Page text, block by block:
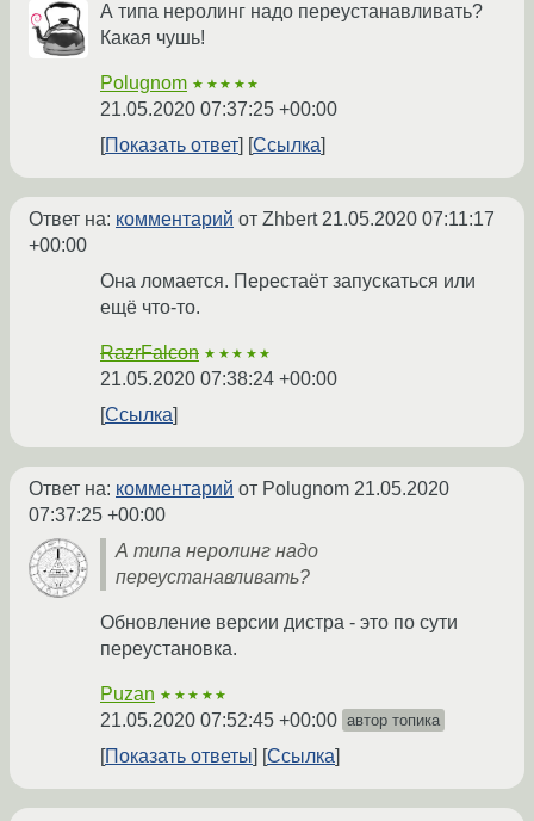
А типа неролинг надо переустанавливать?
Какая чушь!
Polugnom ★★★★★
21.05.2020 07:37:25 +00:00
Показать ответ
Ссылка
Ответ на: комментарий от Zhbert21.05.2020 07:11:17
+00:00
Она ломается. Перестаёт запускаться или
ещё что-то.
RazrFalcon ★★★★★
21.05.2020 07:38:24 +00:00
Ссылка
Ответ на: комментарий от Polugnom 21.05.2020
07:37:25 +00:00
А типа неролинг надо
переустанавливать?
Обновление версии дистра - это по сути
переустановка.
Puzan ★★★★★
21.05.2020 07:52:45 +00:00 автор топика
Показать ответы Ссылка